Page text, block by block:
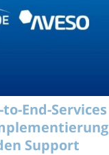
End-Services
Support